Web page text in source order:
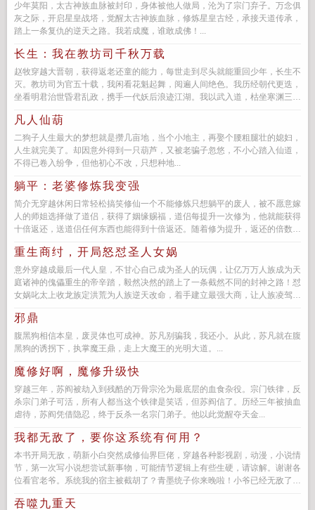
少年莫阳，太古神族血脉被封印，身体被他人做局，沦为了宗门弃子。万念俱
灰之际，开启星皇战塔，觉醒太古神族血脉，修炼星皇古经，承接天道传承，
踏上一条复仇的逆天之路。我若成魔，谁敢成佛！...
长生：我在教坊司千秋万载
赵牧穿越大晋朝，获得返老还童的能力，每世走到尽头就能重回少年，长生不
灭。教坊司为官五十载，我闲看花魁起舞，阅遍人间绝色。我历经朝代更迭，
坐看明君治世昏君乱政，携手一代妖后浪迹江湖。我以武入道，枯坐寒渊三千
凡人仙葫
二狗子人生最大的梦想就是攒几亩地，当个小地主，再娶个腰粗腿壮的媳妇，
人生就完美了。却因意外得到一只葫芦，又被老骗子忽悠，不小心踏入仙道，
不得已卷入纷争，但他初心不改，只想种地...
躺平：老婆修炼我变强
简介无穿越休闲日常轻松搞笑修仙一个不能修炼只想躺平的废人，被不愿意嫁
人的师姐选择做了道侣，获得了姻缘赐福，道侣每提升一次修为，他就能获得
十倍返还，送道侣任何东西也能得到十倍返还。随着修为提升，返还的倍数也
重生商纣，开局怒怼圣人女娲
意外穿越成最后一代人皇，不甘心自己成为圣人的玩偶，让亿万万人族成为天
庭诸神的傀儡重生的帝辛踏，毅然决然的踏上了一条截然不同的封神之路！怼
女娲叱太上收龙族定洪荒为人族逆天改命，着手建立最强大商，让人族凌驾于
邪鼎
腹黑狗相信本皇，废灵体也可成神。苏凡别骗我，我还小。从此，苏凡就在腹
黑狗的诱拐下，执掌魔王鼎，走上大魔王的光明大道。...
魔修好啊，魔修升级快
穿越三年，苏阎被劫入到残酷的万骨宗沦为最底层的血食杂役。宗门铁律，反
杀宗门弟子可活，所有人都当这个铁律是笑话，但苏阎信了。历经三年被抽血
虐待，苏阎凭借隐忍，终于反杀一名宗门弟子。他以此觉醒夺天金...
我都无敌了，要你这系统有何用？
本书开局无敌，萌新小白突然成修仙界巨佬，穿越各种影视剧，动漫，小说情
节，第一次写小说想尝试新事物，可能情节逻辑上有些生硬，请谅解。谢谢各
位看官老爷。系统我的宿主被截胡了？青墨统子你来晚啦！小爷已经无敌了！
吞噬九重天